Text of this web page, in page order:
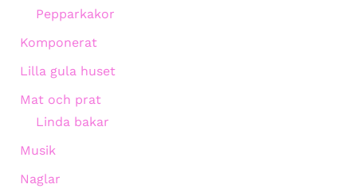
Pepparkakor
Komponerat
Lilla gula huset
Mat och prat
Linda bakar
Musik
Naglar